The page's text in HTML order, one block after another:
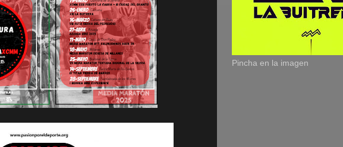
Pincha en la imagen